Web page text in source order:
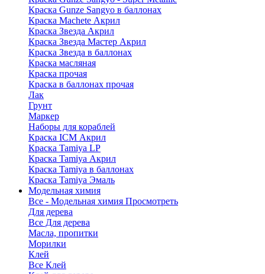
Краска Gunze Sangyo в баллонах
Краска Machete Акрил
Краска Звезда Акрил
Краска Звезда Мастер Акрил
Краска Звезда в баллонах
Краска масляная
Краска прочая
Краска в баллонах прочая
Лак
Грунт
Маркер
Наборы для кораблей
Краска ICM Акрил
Краска Tamiya LP
Краска Tamiya Акрил
Краска Tamiya в баллонах
Краска Tamiya Эмаль
Модельная химия
Все - Модельная химия Просмотреть
Для дерева
Все Для дерева
Масла, пропитки
Морилки
Клей
Все Клей